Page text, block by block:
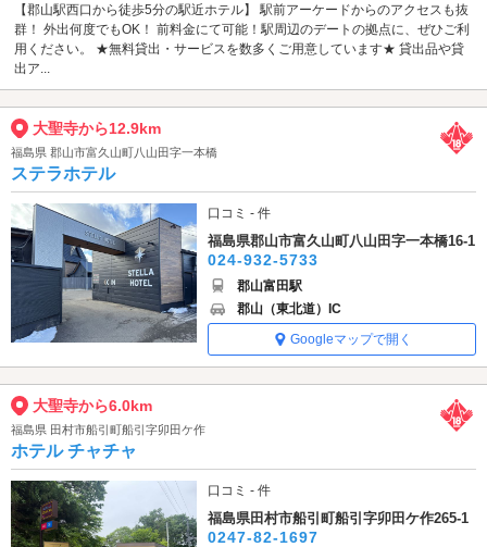
【郡山駅西口から徒歩5分の駅近ホテル】 駅前アーケードからのアクセスも抜
群！ 外出何度でもOK！ 前料金にて可能！駅周辺のデートの拠点に、ぜひご利
用ください。 ★無料貸出・サービスを数多くご用意しています★ 貸出品や貸
出ア...
大聖寺から12.9km
福島県 郡山市富久山町八山田字一本橋
ステラホテル
口コミ - 件
福島県郡山市富久山町八山田字一本橋16-1
024-932-5733
郡山富田駅
郡山（東北道）IC
Googleマップで開く
大聖寺から6.0km
福島県 田村市船引町船引字卯田ケ作
ホテル チャチャ
口コミ - 件
福島県田村市船引町船引字卯田ケ作265-1
0247-82-1697